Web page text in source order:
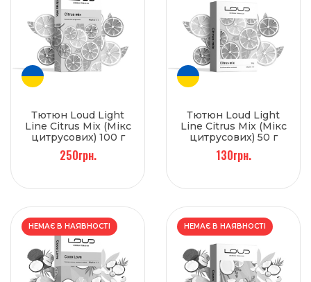
Тютюн Loud Light
Line Citrus Mix (Мікс
цитрусових) 100 г
250грн.
Тютюн Loud Light
Line Citrus Mix (Мікс
цитрусових) 50 г
130грн.
НЕМАЄ В НАЯВНОСТІ НЕМАЄ В НАЯВНОСТІ